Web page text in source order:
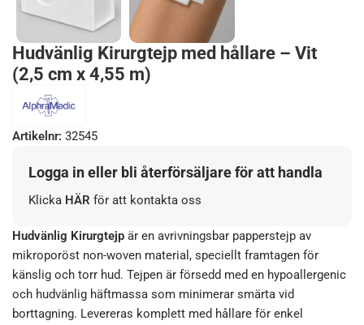
Hudvänlig Kirurgtejp med hållare – Vit
(2,5 cm x 4,55 m)
Artikelnr: 32545
Logga in eller bli återförsäljare för att handla
Klicka HÄR för att kontakta oss
Hudvänlig Kirurgtejp är en avrivningsbar papperstejp av
mikroporöst non-woven material, speciellt framtagen för
känslig och torr hud. Tejpen är försedd med en hypoallergenic
och hudvänlig häftmassa som minimerar smärta vid
borttagning. Levereras komplett med hållare för enkel